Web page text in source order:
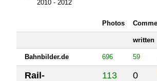
2010 - 2012
Photos
written
Bahnbilder.de 696 59
Rail-
113 0